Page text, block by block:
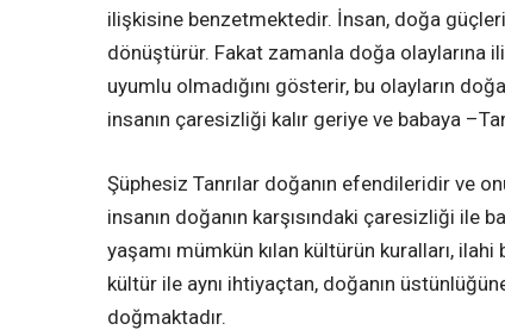
ilişkisine benzetmektedir. İnsan, doğa
dönüştürür. Fakat zamanla doğa olaylarına
uyumlu olmadığını gösterir, bu olayların
insanın çaresizliği kalır geriye ve babaya
Şüphesiz Tanrılar doğanın efendileridir ve
insanın doğanın karşısındaki çaresizliği ile
yaşamı mümkün kılan kültürün kuralları,
kültür ile aynı ihtiyaçtan, doğanın
doğmaktadır.